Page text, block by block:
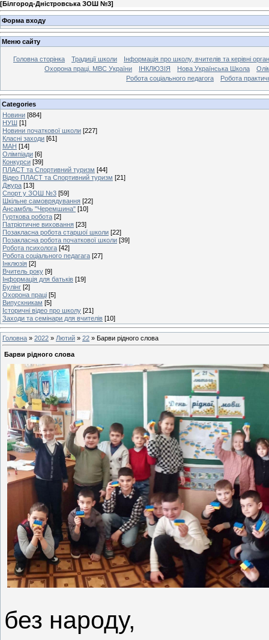
[Білгород-Дністровська ЗОШ №3]
Форма входу
Меню сайту
Головна сторінка Традиції школи
Інформація про школу, вчителів та керівні
Охорона праці. МВС України
ІНКЛЮЗІЯ Нова Українська Школа
Робота соціального педагога
Робота
Categories
Новини [884]
НУШ [1]
Новини початкової школи [227]
Класні заходи [61]
МАН [14]
Олімпіади [6]
Конкурси [39]
ПЛАСТ та Спортивний туризм [44]
Відео ПЛАСТ та Спортивний туризм [21]
Джура [13]
Спорт у ЗОШ №3 [59]
Шкільне самоврядування [22]
Ансамбль "Черемшина" [10]
Гурткова робота [2]
Патріотичне виховання [23]
Позакласна робота старшої школи [22]
Позакласна робота початкової школи [39]
Робота психолога [42]
Робота соціального педагага [27]
Інклюзія [2]
Вчитель року [9]
Інформація для батьків [19]
Булінг [2]
Охорона праці [5]
Випускникам [5]
Історичні відео про школу [21]
Заходи та семінари для вчителів [10]
Головна » 2022 » Лютий » 22 » Барви рідного слова
Барви рідного слова
без народу,